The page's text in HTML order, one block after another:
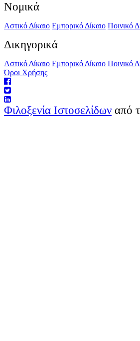
Νομικά
Αστικό Δίκαιο Εμπορικό Δίκαιο Ποινικό
Δικηγορικά
Αστικό Δίκαιο Εμπορικό Δίκαιο Ποινικό
Όροι Χρήσης
Φιλοξενία Ιστοσελίδων από